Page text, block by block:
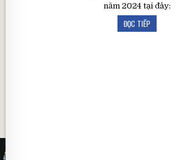
năm 2024 tại đây:
ĐỌC TIẾP